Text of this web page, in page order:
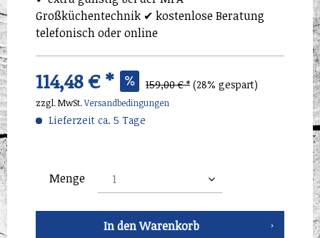
Großküchentechnik ✔ kostenlose Beratung
telefonisch oder online
114,48 € * 159,00 € * (28% gespart)
zzgl. MwSt.Versandbedingungen
Lieferzeit ca. 5 Tage
Menge
In denWarenkorb